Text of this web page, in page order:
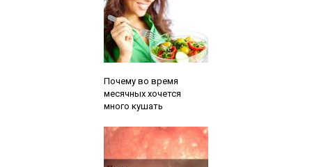
Почему во время
месячных хочется
много кушать